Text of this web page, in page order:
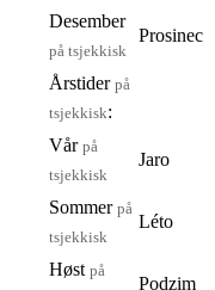
Desember
på tsjekkisk
Prosinec
Årstider på
tsjekkisk:
Vår på
tsjekkisk
Jaro
Sommer på
tsjekkisk
Léto
Høst på
Podzim